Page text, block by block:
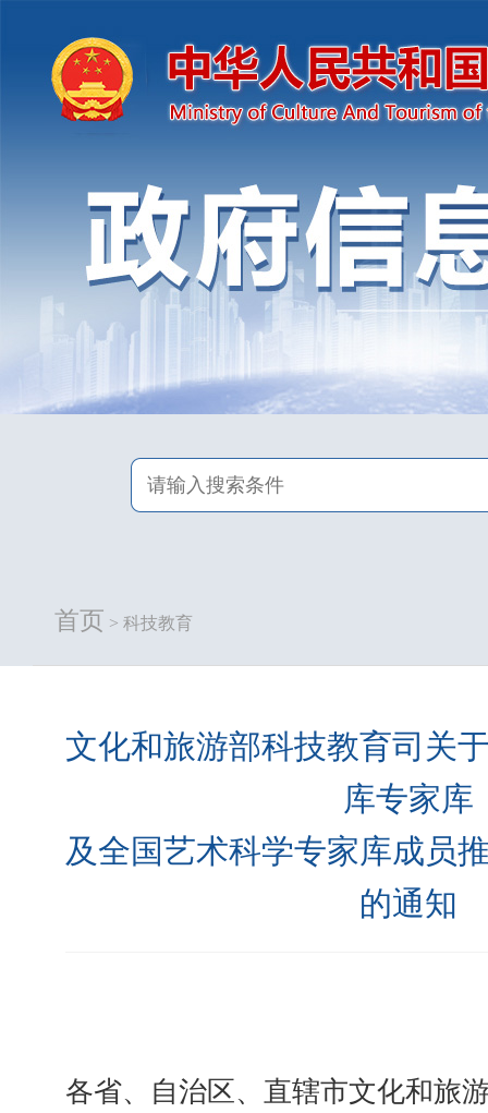
首页 > 科技教育
文化和旅游部科技教育司关
库专家库
及全国艺术科学专家库成员
的通知
各省、自治区、直辖市文化和旅